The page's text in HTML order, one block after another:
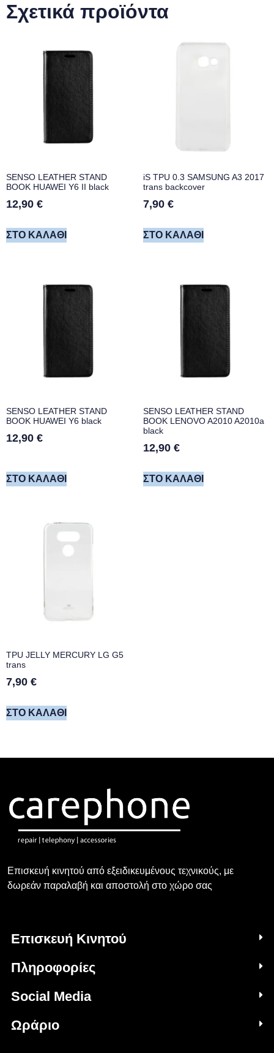
Σχετικά προϊόντα
SENSO LEATHER STAND
BOOK HUAWEI Y6 II black
12,90 €
ΣΤΟ ΚΑΛΆΘΙ
iS TPU 0.3 SAMSUNG A3 2017
trans backcover
7,90 €
ΣΤΟ ΚΑΛΆΘΙ
SENSO LEATHER STAND
BOOK HUAWEI Y6 black
12,90 €
ΣΤΟ ΚΑΛΆΘΙ
SENSO LEATHER STAND
BOOK LENOVO A2010 A2010a
black
12,90 €
ΣΤΟ ΚΑΛΆΘΙ
TPU JELLY MERCURY LG G5
trans
7,90 €
ΣΤΟ ΚΑΛΆΘΙ
Επισκευή κινητού από εξειδικευμένους τεχνικούς, με
δωρεάν παραλαβή και αποστολή στο χώρο σας
Επισκευή Κινητού
Πληροφορίες
Social Media
Ωράριο